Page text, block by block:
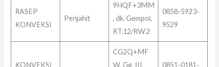
RASEP
KONVEKSI
Penjahit
9HQF+3MM
, dk. Gempol,
RT.12/RW.2
0858-5923-
9529
KONVEKSI
CG2Q+MF
W, Gg. III,
0851-0181-